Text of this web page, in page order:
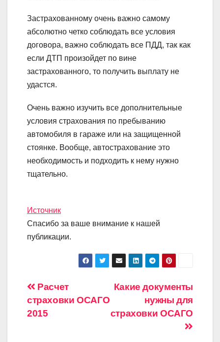
Застрахованному очень важно самому
абсолютно четко соблюдать все условия
договора, важно соблюдать все ПДД, так как
если ДТП произойдет по вине
застрахованного, то получить выплату не
удастся.
Очень важно изучить все дополнительные
условия страхования по пребыванию
автомобиля в гараже или на защищенной
стоянке. Вообще, автострахование это
необходимость и подходить к нему нужно
тщательно.
Источник
Спасибо за ваше внимание к нашей
публикации.
Навигация
по
Какие документы
нужны для
страховки ОСАГО
Расчет
страховки ОСАГО
2015